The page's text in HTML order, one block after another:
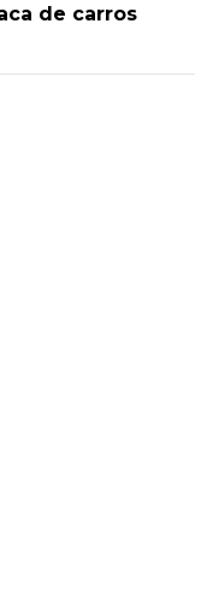
de carros